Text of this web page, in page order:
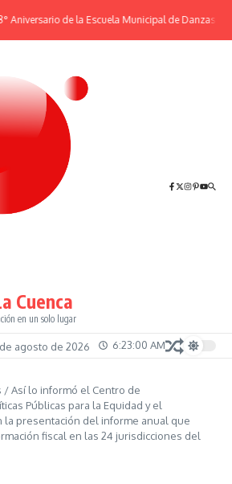
Aniversario de la Escuela Municipal de Danzas “El
Cuenca
en un solo lugar
agosto de 2026 6:23:00 AM
/Así lo informó el Centro de
Públicas para la Equidad y el
la presentación del informe anual que
fiscal en las 24 jurisdicciones del